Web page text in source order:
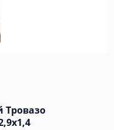
Тровазо